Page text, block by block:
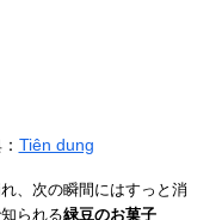
Tiên dung
、次の瞬間にはすっと消
られる緑豆のお菓子